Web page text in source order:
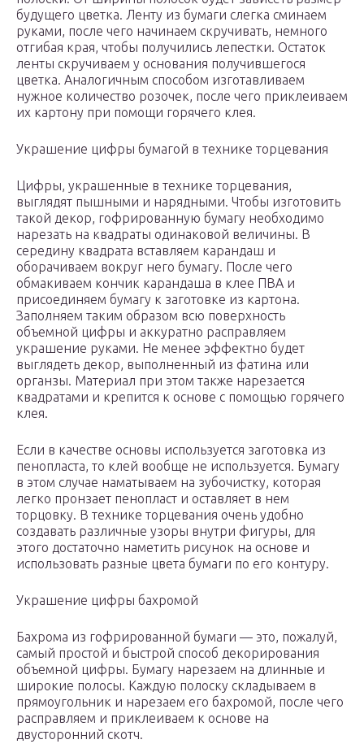
будущего цветка. Ленту из бумаги слегка сминаем
руками, после чего начинаем скручивать, немного
отгибая края, чтобы получились лепестки. Остаток
ленты скручиваем у основания получившегося
цветка. Аналогичным способом изготавливаем
нужное количество розочек, после чего приклеиваем
их картону при помощи горячего клея.
Украшение цифры бумагой в технике торцевания
Цифры, украшенные в технике торцевания,
выглядят пышными и нарядными. Чтобы изготовить
такой декор, гофрированную бумагу необходимо
нарезать на квадраты одинаковой величины. В
середину квадрата вставляем карандаш и
оборачиваем вокруг него бумагу. После чего
обмакиваем кончик карандаша в клее ПВА и
присоединяем бумагу к заготовке из картона.
Заполняем таким образом всю поверхность
объемной цифры и аккуратно расправляем
украшение руками. Не менее эффектно будет
выглядеть декор, выполненный из фатина или
органзы. Материал при этом также нарезается
квадратами и крепится к основе с помощью горячего
клея.
Если в качестве основы используется заготовка из
пенопласта, то клей вообще не используется. Бумагу
в этом случае наматываем на зубочистку, которая
легко пронзает пенопласт и оставляет в нем
торцовку. В технике торцевания очень удобно
создавать различные узоры внутри фигуры, для
этого достаточно наметить рисунок на основе и
использовать разные цвета бумаги по его контуру.
Украшение цифры бахромой
Бахрома из гофрированной бумаги — это, пожалуй,
самый простой и быстрой способ декорирования
объемной цифры. Бумагу нарезаем на длинные и
широкие полосы. Каждую полоску складываем в
прямоугольник и нарезаем его бахромой, после чего
расправляем и приклеиваем к основе на
двусторонний скотч.